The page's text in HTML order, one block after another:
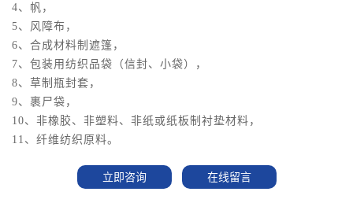
4、帆，
5、风障布，
6、合成材料制遮篷，
7、包装用纺织品袋（信封、小袋），
8、草制瓶封套，
9、裹尸袋，
10、非橡胶、非塑料、非纸或纸板制衬垫材料，
11、纤维纺织原料。
立即咨询 在线留言